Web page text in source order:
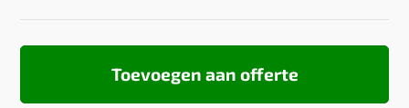
Toevoegen aan offerte